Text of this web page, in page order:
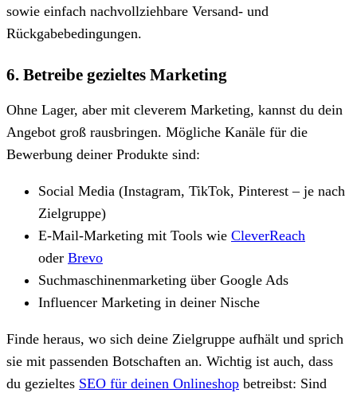
sowie einfach nachvollziehbare Versand- und
Rückgabebedingungen.
6. Betreibe gezieltes Marketing
Ohne Lager, aber mit cleverem Marketing, kannst du dein
Angebot groß rausbringen. Mögliche Kanäle für die
Bewerbung deiner Produkte sind:
Social Media (Instagram, TikTok, Pinterest – je nach
Zielgruppe)
E-Mail-Marketing mit Tools wie CleverReach
oder Brevo
Suchmaschinenmarketing über Google Ads
Influencer Marketing in deiner Nische
Finde heraus, wo sich deine Zielgruppe aufhält und sprich
sie mit passenden Botschaften an. Wichtig ist auch, dass
du gezieltes SEO für deinen Onlineshop betreibst: Sind